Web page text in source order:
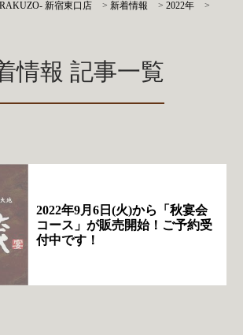
新宿東口店 >新着情報 >2022年
>
情報 記事一覧
2022年9月6日(火)から「秋宴会
コース」が販売開始！ご予約受
付中です！